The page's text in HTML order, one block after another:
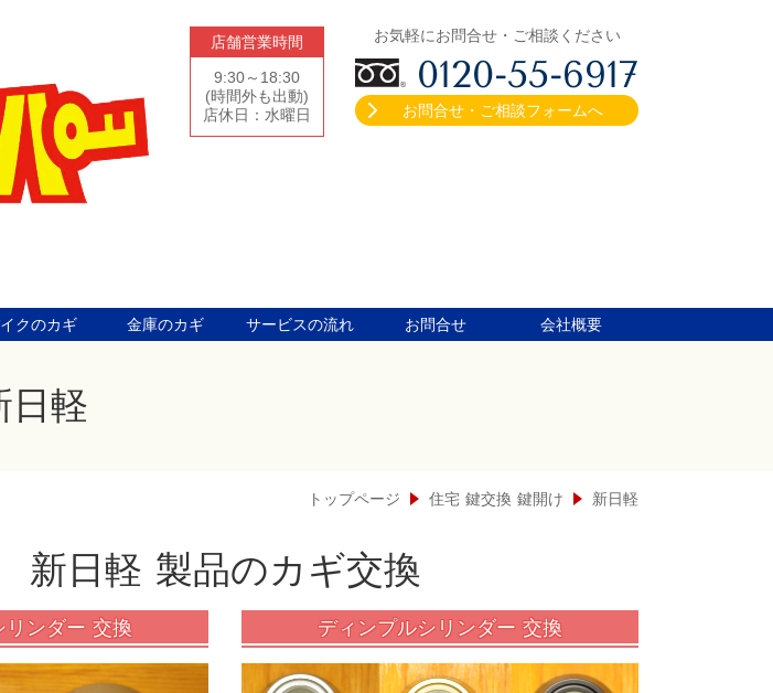
店舗営業時間
9:30～18:30
(時間外も出動)
店休日：水曜日
お気軽にお問合せ・ご相談ください
0120-55-6917
お問合せ・ご相談フォームへ
クのカギ 金庫のカギ サービスの流れ お問合せ 会社概要
日軽
トップページ 住宅 鍵交換 鍵開け 新日軽
新日軽 製品のカギ交換
ンダー 交換 ディンプルシリンダー 交換